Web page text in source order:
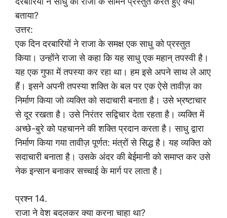
बताया?
उत्तर:
एक दिन दरबारियों ने राजा के समक्ष एक साधु को प्रस्तुत
किया। उन्होंने राजा से कहा कि यह साधु एक महान् तपस्वी है।
यह एक गुफा में तपस्या कर रहा था। हम इसे अपने साथ ले आए
हैं। इसने अपनी तपस्या शक्ति के बल पर एक ऐसे तावीज़ का
निर्माण किया जो व्यक्ति को सदाचारी बनाता है। उसे भ्रष्टाचार
से दूर रखता है। उसे निरंतर सद्विचार देता रहता है। व्यक्ति में
अच्छे-बुरे को पहचानने की शक्ति प्रदान करता है। साधु द्वारा
निर्माण किया गया तावीज़ पूर्णत: मंत्रों से सिद्ध है। यह व्यक्ति को
सदाचारी बनाता है। उसके अंदर की बेईमानी को समाप्त कर उसे
नेक इन्सान बनाकर सच्चाई के मार्ग पर लाता है।
प्रश्न 14.
राजा ने वेश बदलकर क्या करना चाहा था?